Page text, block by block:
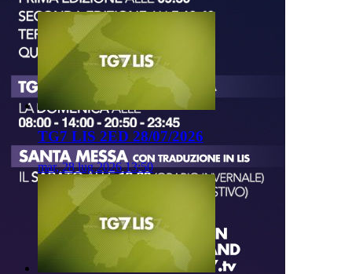
TG7 LIS 2ED 28/07/2026
mar, 28 lug 2026 13:50